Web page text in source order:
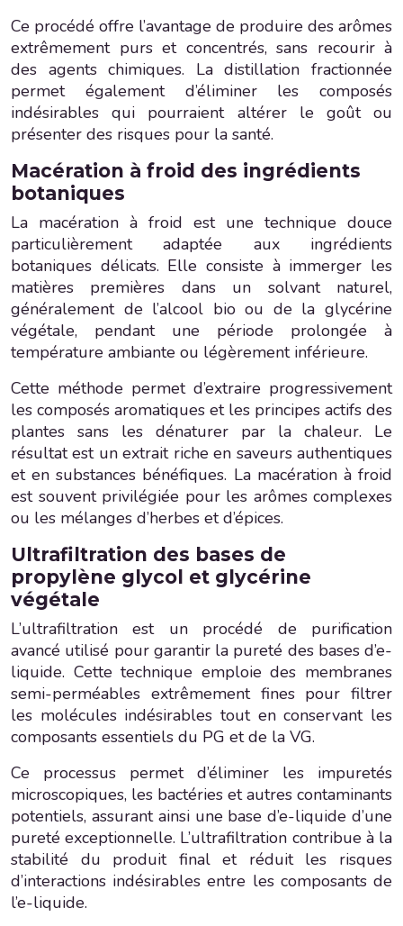
Ce procédé offre l’avantage de produire des arômes
extrêmement purs et concentrés, sans recourir à
des agents chimiques. La distillation fractionnée
permet également d’éliminer les composés
indésirables qui pourraient altérer le goût ou
présenter des risques pour la santé.
Macération à froid des ingrédients
botaniques
La macération à froid est une technique douce
particulièrement adaptée aux ingrédients
botaniques délicats. Elle consiste à immerger les
matières premières dans un solvant naturel,
généralement de l’alcool bio ou de la glycérine
végétale, pendant une période prolongée à
température ambiante ou légèrement inférieure.
Cette méthode permet d’extraire progressivement
les composés aromatiques et les principes actifs des
plantes sans les dénaturer par la chaleur. Le
résultat est un extrait riche en saveurs authentiques
et en substances bénéfiques. La macération à froid
est souvent privilégiée pour les arômes complexes
ou les mélanges d’herbes et d’épices.
Ultrafiltration des bases de
propylène glycol et glycérine
végétale
L’ultrafiltration est un procédé de purification
avancé utilisé pour garantir la pureté des bases d’e-
liquide. Cette technique emploie des membranes
semi-perméables extrêmement fines pour filtrer
les molécules indésirables tout en conservant les
composants essentiels du PG et de la VG.
Ce processus permet d’éliminer les impuretés
microscopiques, les bactéries et autres contaminants
potentiels, assurant ainsi une base d’e-liquide d’une
pureté exceptionnelle. L’ultrafiltration contribue à la
stabilité du produit final et réduit les risques
d’interactions indésirables entre les composants de
l’e-liquide.